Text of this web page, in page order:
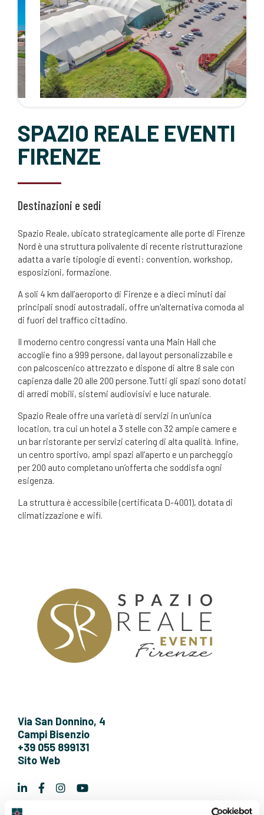
SPAZIO REALE EVENTI
FIRENZE
Destinazioni e sedi
Spazio Reale, ubicato strategicamente alle porte di Firenze
Nord è una struttura polivalente di recente ristrutturazione
adatta a varie tipologie di eventi: convention, workshop,
esposizioni, formazione.
A soli 4 km dall’aeroporto di Firenze e a dieci minuti dai
principali snodi autostradali, offre un'alternativa comoda al
di fuori del traffico cittadino.
Il moderno centro congressi vanta una Main Hall che
accoglie fino a 999 persone, dal layout personalizzabile e
con palcoscenico attrezzato e dispone di altre 8 sale con
capienza dalle 20 alle 200 persone.Tutti gli spazi sono dotati
di arredi mobili, sistemi audiovisivi e luce naturale.
Spazio Reale offre una varietà di servizi in un’unica
location, tra cui un hotel a 3 stelle con 32 ampie camere e
un bar ristorante per servizi catering di alta qualità. Infine,
un centro sportivo, ampi spazi all’aperto e un parcheggio
per 200 auto completano un’offerta che soddisfa ogni
esigenza.
La struttura è accessibile (certificata D-4001), dotata di
climatizzazione e wifi.
Via San Donnino, 4
Campi Bisenzio
+39 055 899131
Sito Web